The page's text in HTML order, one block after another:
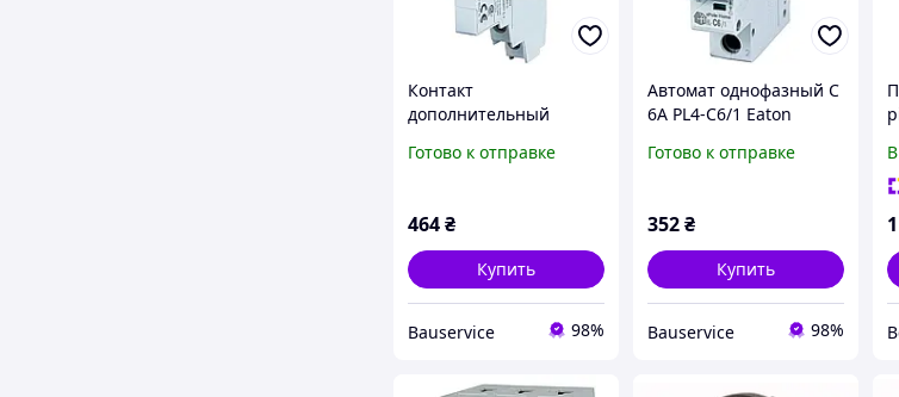
Контакт
дополнительный
автомата NHI11-PKZO
Готово к отправке
464₴
Купить
Bauservice 98%
Автомат однофазный C
6A PL4-C6/1 Eaton
Готово к отправке
352₴
Купить
Bauservice 98%